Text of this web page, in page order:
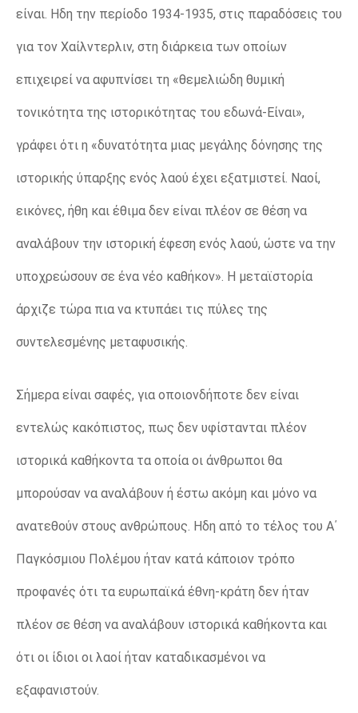
είναι. Ηδη την περίοδο 1934-1935, στις παραδόσεις του
για τον Χαίλντερλιν, στη διάρκεια των οποίων
επιχειρεί να αφυπνίσει τη «θεμελιώδη θυμική
τονικότητα της ιστορικότητας του εδωνά-Είναι»,
γράφει ότι η «δυνατότητα μιας μεγάλης δόνησης της
ιστορικής ύπαρξης ενός λαού έχει εξατμιστεί. Ναοί,
εικόνες, ήθη και έθιμα δεν είναι πλέον σε θέση να
αναλάβουν την ιστορική έφεση ενός λαού, ώστε να την
υποχρεώσουν σε ένα νέο καθήκον». Η μεταϊστορία
άρχιζε τώρα πια να κτυπάει τις πύλες της
συντελεσμένης μεταφυσικής.
Σήμερα είναι σαφές, για οποιονδήποτε δεν είναι
εντελώς κακόπιστος, πως δεν υφίστανται πλέον
ιστορικά καθήκοντα τα οποία οι άνθρωποι θα
μπορούσαν να αναλάβουν ή έστω ακόμη και μόνο να
ανατεθούν στους ανθρώπους. Ηδη από το τέλος του Α΄
Παγκόσμιου Πολέμου ήταν κατά κάποιον τρόπο
προφανές ότι τα ευρωπαϊκά έθνη-κράτη δεν ήταν
πλέον σε θέση να αναλάβουν ιστορικά καθήκοντα και
ότι οι ίδιοι οι λαοί ήταν καταδικασμένοι να
εξαφανιστούν.